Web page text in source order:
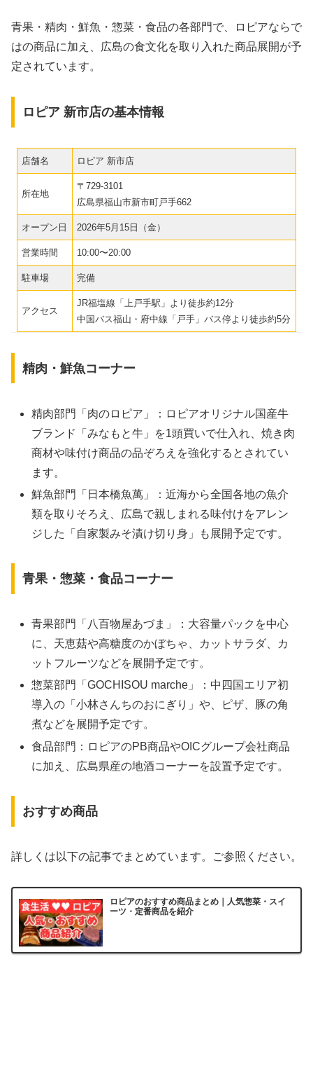
青果・精肉・鮮魚・惣菜・食品の各部門で、ロピアならで
はの商品に加え、広島の食文化を取り入れた商品展開が予
定されています。
ロピア 新市店の基本情報
店舗名 ロピア 新市店
所在地
〒729-3101
広島県福山市新市町戸手662
オープン日 2026年5月15日（金）
営業時間 10:00〜20:00
駐車場 完備
アクセス
JR福塩線「上戸手駅」より徒歩約12分
中国バス福山・府中線「戸手」バス停より徒歩約5分
精肉・鮮魚コーナー
精肉部門「肉のロピア」：ロピアオリジナル国産牛
ブランド「みなもと牛」を1頭買いで仕入れ、焼き肉
商材や味付け商品の品ぞろえを強化するとされてい
ます。
鮮魚部門「日本橋魚萬」：近海から全国各地の魚介
類を取りそろえ、広島で親しまれる味付けをアレン
ジした「自家製みそ漬け切り身」も展開予定です。
青果・惣菜・食品コーナー
青果部門「八百物屋あづま」：大容量パックを中心
に、天恵菇や高糖度のかぼちゃ、カットサラダ、カ
ットフルーツなどを展開予定です。
惣菜部門「GOCHISOU marche」：中四国エリア初
導入の「小林さんちのおにぎり」や、ピザ、豚の角
煮などを展開予定です。
食品部門：ロピアのPB商品やOICグループ会社商品
に加え、広島県産の地酒コーナーを設置予定です。
おすすめ商品
詳しくは以下の記事でまとめています。ご参照ください。
ロピアのおすすめ商品まとめ｜人気惣菜・スイ
ーツ・定番商品を紹介